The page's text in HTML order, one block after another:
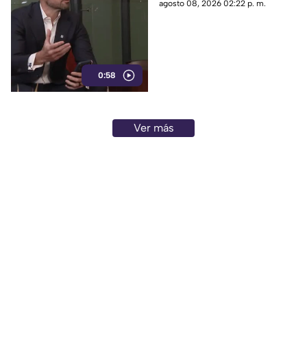
0:58
nuevos lineamientos
agosto 08, 2026 02:22 p. m.
Ver más